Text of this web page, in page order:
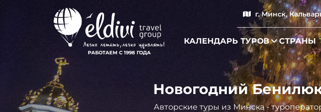
РАБОТАЕМ С 1998 ГОДА
г. Минск,
КАЛЕНДАРЬ ТУРОВ СТРАНЫ
Новогодний
Авторские туры из Минска -